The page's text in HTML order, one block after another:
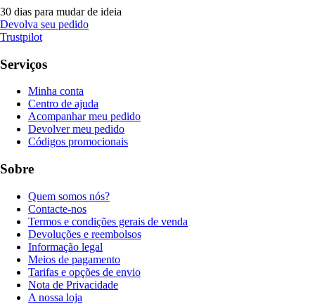
30 dias para mudar de ideia
Devolva seu pedido
Trustpilot
Serviços
Minha conta
Centro de ajuda
Acompanhar meu pedido
Devolver meu pedido
Códigos promocionais
Sobre
Quem somos nós?
Contacte-nos
Termos e condições gerais de venda
Devoluções e reembolsos
Informação legal
Meios de pagamento
Tarifas e opções de envio
Nota de Privacidade
A nossa loja